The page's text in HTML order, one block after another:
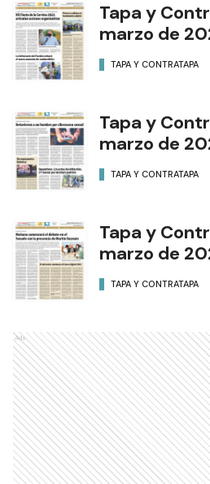
Tapa y
marzo de
TAPA Y CONTRATAPA
Tapa y
marzo de
TAPA Y CONTRATAPA
Tapa y
marzo de
TAPA Y CONTRATAPA
Ads